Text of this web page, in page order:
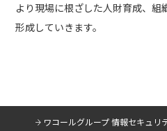
より現場に根ざした人財育成、組
形成していきます。
ワコールグループ 情報セキュリ